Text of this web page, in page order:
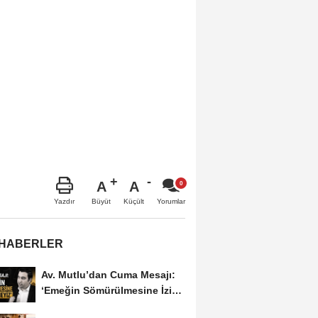
Yazdır
A
Büyüt
A
Küçült Yorumlar
Av. Mutlu’dan Cuma Mesajı:
‘Emeğin Sömürülmesine İzin